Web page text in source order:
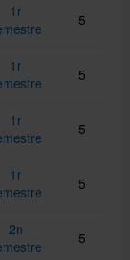
1r
5
1r
5
1r
5
1r
5
2n
5